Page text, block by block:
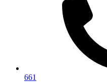
661